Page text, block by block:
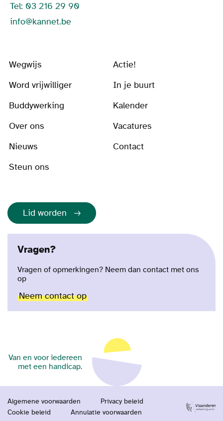
Tel: 03 216 29 90
info@kannet.be
Wegwijs
Actie!
Word vrijwilliger
In je buurt
Buddywerking
Kalender
Over ons
Vacatures
Nieuws
Contact
Steun ons
Lid worden
Vragen?
Vragen of opmerkingen? Neem dan contact met ons
op
Neem contact op
Van en voor iedereen
met een handicap.
Algemene voorwaarden
Privacy beleid
Cookie beleid
Annulatie voorwaarden